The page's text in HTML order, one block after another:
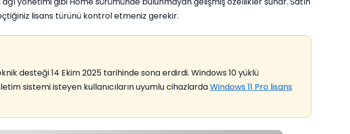
lisans türünü kontrol etmeniz gerekir.
desteği 14 Ekim 2025 tarihinde sona erdirdi. Windows 10 yüklü
sistemi isteyen kullanıcıların uyumlu cihazlardaWindows 11 Pro lisans